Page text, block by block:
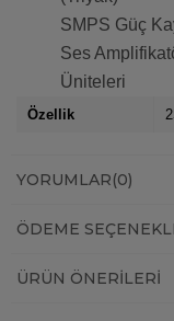
SMPS Güç
Ses
Üniteleri
Özellik
YORUMLAR(0)
ÖDEME
ÜRÜN ÖNERILERI